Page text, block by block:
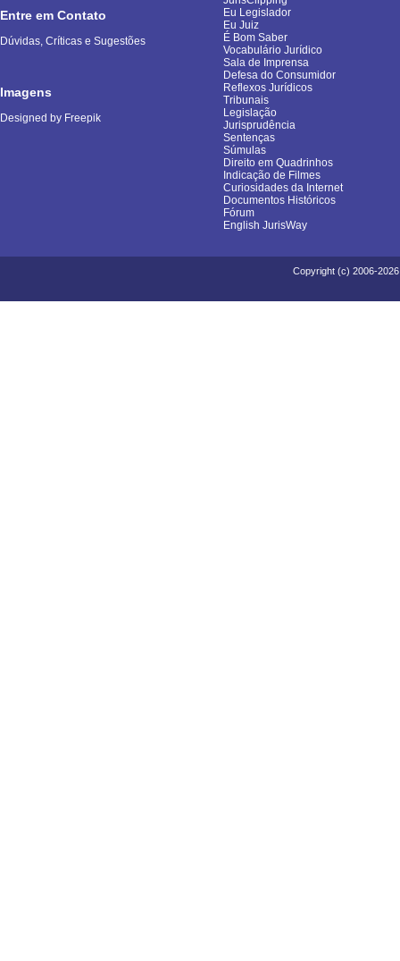
Entre em Contato
Dúvidas, Críticas e Sugestões
Imagens
Designed by Freepik
Eu Legislador
Eu Juiz
É Bom Saber
Vocabulário Jurídico
Sala de Imprensa
Defesa do Consumidor
Reflexos Jurídicos
Tribunais
Legislação
Jurisprudência
Sentenças
Súmulas
Direito em Quadrinhos
Indicação de Filmes
Curiosidades da Internet
Documentos Históricos
Fórum
English JurisWay
Copyright (c) 2006-